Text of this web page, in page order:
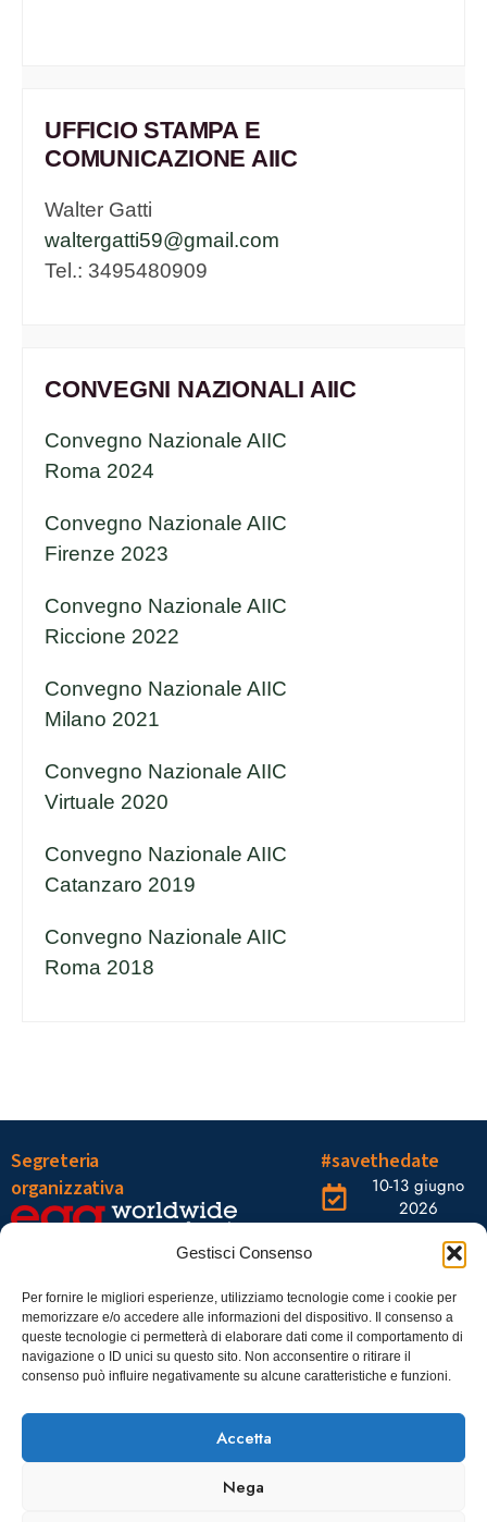
Gestisci Consenso
Per fornire le migliori esperienze, utilizziamo tecnologie come i cookie per
memorizzare e/o accedere alle informazioni del dispositivo. Il consenso a
queste tecnologie ci permetterà di elaborare dati come il comportamento di
navigazione o ID unici su questo sito. Non acconsentire o ritirare il
consenso può influire negativamente su alcune caratteristiche e funzioni.
Accetta
Nega
UFFICIO STAMPA E
COMUNICAZIONE AIIC
Walter Gatti
waltergatti59@gmail.com
Tel.: 3495480909
CONVEGNI NAZIONALI AIIC
Convegno Nazionale AIIC
Roma 2024
Convegno Nazionale AIIC
Firenze 2023
Convegno Nazionale AIIC
Riccione 2022
Convegno Nazionale AIIC
Milano 2021
Convegno Nazionale AIIC
Virtuale 2020
Convegno Nazionale AIIC
Catanzaro 2019
Convegno Nazionale AIIC
Roma 2018
Segreteria
organizzativa
Tel.: 06328121
infoaiic2026@ega.it
#savethedate
10-13 giugno
2026
OGR Torino
Castelfidardo,
22 10128
Torino
SCARICA
ICS